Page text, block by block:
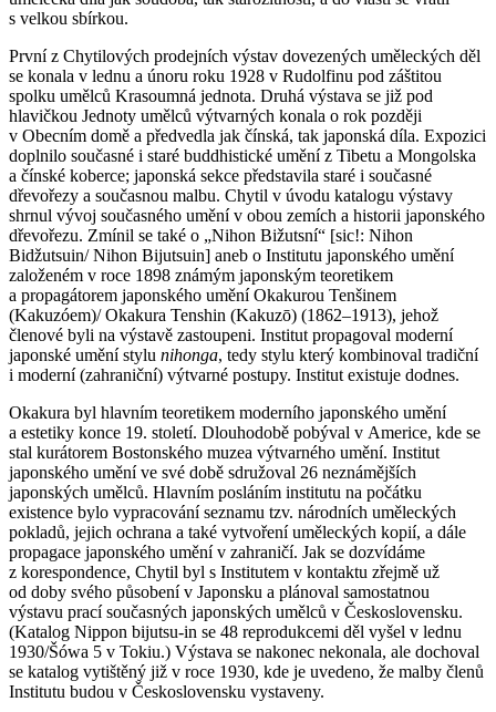
s velkou sbírkou.
První z Chytilových prodejních výstav dovezených uměleckých děl
se konala v lednu a únoru roku 1928 v Rudolfinu pod záštitou
spolku umělců Krasoumná jednota. Druhá výstava se již pod
hlavičkou Jednoty umělců výtvarných konala o rok později
v Obecním domě a předvedla jak čínská, tak japonská díla. Expozici
doplnilo současné i staré buddhistické umění z Tibetu a Mongolska
a čínské koberce; japonská sekce představila staré i současné
dřevořezy a současnou malbu. Chytil v úvodu katalogu výstavy
shrnul vývoj současného umění v obou zemích a historii japonského
dřevořezu. Zmínil se také o „Nihon Bižutsní“ [sic!: Nihon
Bidžutsuin/ Nihon Bijutsuin] aneb o Institutu japonského umění
založeném v roce 1898 známým japonským teoretikem
a propagátorem japonského umění Okakurou Tenšinem
(Kakuzóem)/ Okakura Tenshin (Kakuzō) (1862–1913), jehož
členové byli na výstavě zastoupeni. Institut propagoval moderní
japonské umění stylu nihonga, tedy stylu který kombinoval tradiční
i moderní (zahraniční) výtvarné postupy. Institut existuje dodnes.
Okakura byl hlavním teoretikem moderního japonského umění
a estetiky konce 19. století. Dlouhodobě pobýval v Americe, kde se
stal kurátorem Bostonského muzea výtvarného umění. Institut
japonského umění ve své době sdružoval 26 neznámějších
japonských umělců. Hlavním posláním institutu na počátku
existence bylo vypracování seznamu tzv. národních uměleckých
pokladů, jejich ochrana a také vytvoření uměleckých kopií, a dále
propagace japonského umění v zahraničí. Jak se dozvídáme
z korespondence, Chytil byl s Institutem v kontaktu zřejmě už
od doby svého působení v Japonsku a plánoval samostatnou
výstavu prací současných japonských umělců v Československu.
(Katalog Nippon bijutsu-in se 48 reprodukcemi děl vyšel v lednu
1930/Šówa 5 v Tokiu.) Výstava se nakonec nekonala, ale dochoval
se katalog vytištěný již v roce 1930, kde je uvedeno, že malby členů
Institutu budou v Československu vystaveny.